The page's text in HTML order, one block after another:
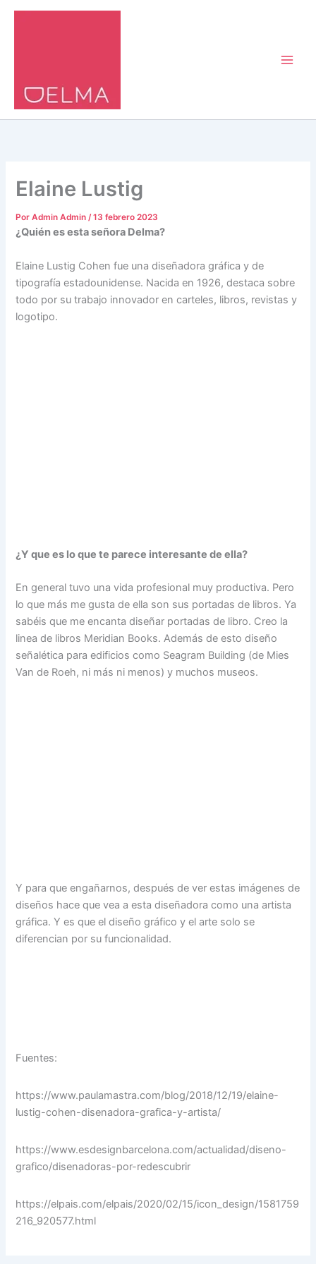
Elaine Lustig
PorAdmin Admin/13 febrero 2023
¿Quién es esta señora Delma?
Elaine Lustig Cohen fue una diseñadora gráfica y de
tipografía estadounidense. Nacida en 1926, destaca sobre
todo por su trabajo innovador en carteles, libros, revistas y
logotipo.
¿Y que es lo que te parece interesante de ella?
En general tuvo una vida profesional muy productiva. Pero
lo que más me gusta de ella son sus portadas de libros. Ya
sabéis que me encanta diseñar portadas de libro. Creo la
linea de libros Meridian Books. Además de esto diseño
señalética para edificios como Seagram Building (de Mies
Van de Roeh, ni más ni menos) y muchos museos.
Y para que engañarnos, después de ver estas imágenes de
diseños hace que vea a esta diseñadora como una artista
gráfica. Y es que el diseño gráfico y el arte solo se
diferencian por su funcionalidad.
Fuentes:
https://www.paulamastra.com/blog/2018/12/19/elaine-
lustig-cohen-disenadora-grafica-y-artista/
https://www.esdesignbarcelona.com/actualidad/diseno-
grafico/disenadoras-por-redescubrir
https://elpais.com/elpais/2020/02/15/icon_design/1581759
216_920577.html